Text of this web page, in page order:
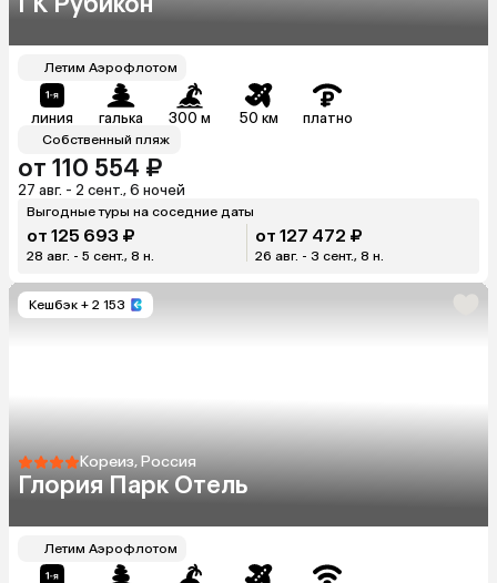
Летим Аэрофлотом
линия галька 300 м 50 км платно
Собственный пляж
от 110 554 ₽
27 авг. - 2 сент., 6 ночей
Выгодные туры на соседние даты
от 125 693 ₽
28 авг. - 5 сент., 8 н.
от 127 472 ₽
26 авг. - 3 сент., 8 н.
Кешбэк + 2 153
Кореиз, Россия
Глория Парк Отель
Летим Аэрофлотом